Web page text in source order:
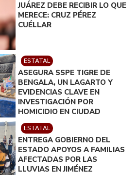
JUÁREZ DEBE RECIBIR LO QUE
MERECE: CRUZ PÉREZ
CUÉLLAR
ESTATAL
ASEGURA SSPE TIGRE DE
BENGALA, UN LAGARTO Y
EVIDENCIAS CLAVE EN
INVESTIGACIÓN POR
HOMICIDIO EN CIUDAD
JUÁREZ; EN CATEO
INSTRUIDO POR GILBERTO
LOYA
ESTATAL
ENTREGA GOBIERNO DEL
ESTADO APOYOS A FAMILIAS
AFECTADAS POR LAS
LLUVIAS EN JIMÉNEZ